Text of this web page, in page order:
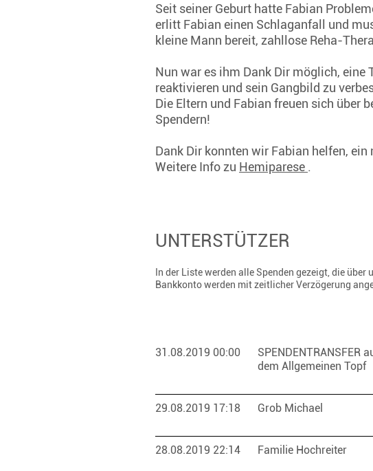
Seit seiner Geburt hatte Fabian
erlitt Fabian einen Schlaganfall und
kleine Mann bereit, zahllose Reha-
Nun war es ihm Dank Dir möglich,
reaktivieren und sein Gangbild zu
Die Eltern und Fabian freuen sich über
Spendern!
Dank Dir konnten wir Fabian helfen,
Weitere Info zu Hemiparese .
UNTERSTÜTZER
In der Liste werden alle Spenden gezeigt, die
Bankkonto werden mit zeitlicher Verzögerung
31.08.2019 00:00
SPENDENTRANSFER
dem Allgemeinen Topf
29.08.2019 17:18 Grob Michael
28.08.2019 22:14 Familie Hochreiter